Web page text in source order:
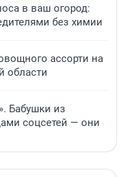
в ваш огород:
без химии
ассорти на
области
Бабушки из
соцсетей — они